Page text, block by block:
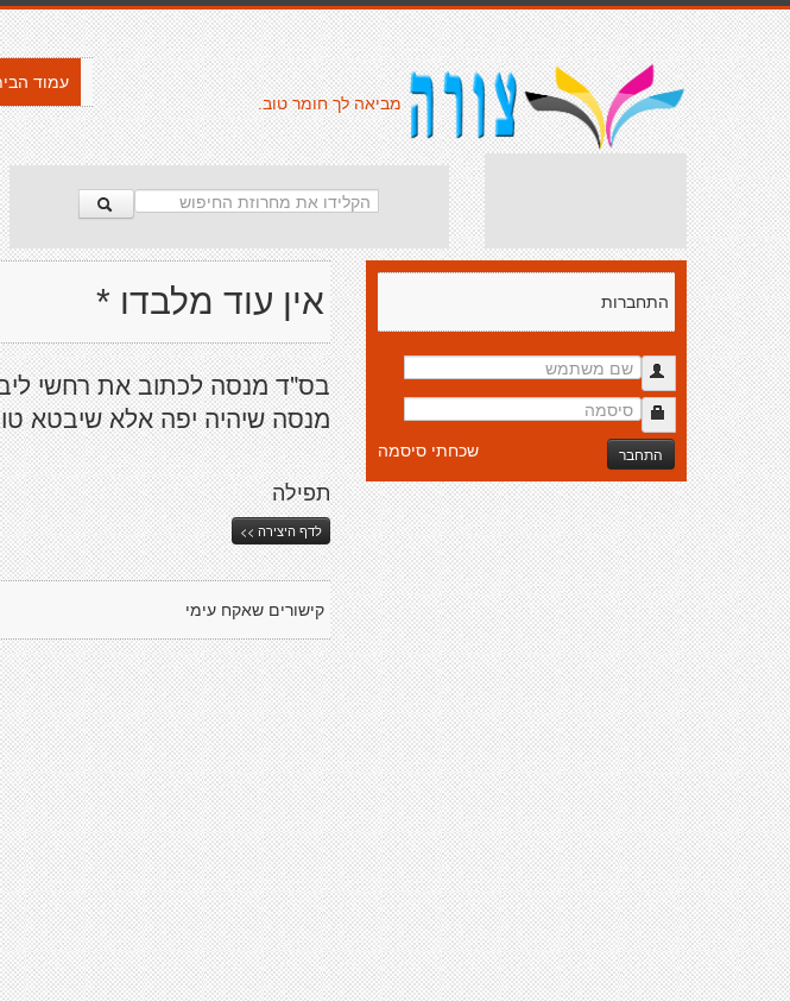
עמוד
מביאה לך חומר טוב.
אין עוד מלבדו *
בס"ד מנסה לכתוב את רחשי
מנסה שיהיה יפה אלא שיבטא
תפילה
לדף היצירה >>
קישורים שאקח עימי
התחברות
התחבר שכחתי סיסמה